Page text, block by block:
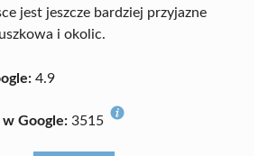
jest jeszcze bardziej przyjazne
i okolic.
4.9
w Google: 3515